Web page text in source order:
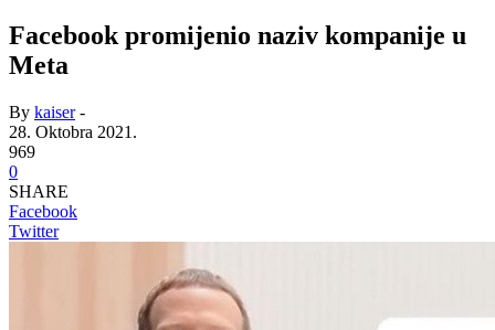
Facebook promijenio naziv kompanije u
Meta
By kaiser-
28. Oktobra 2021.
969
0
SHARE
Facebook
Twitter